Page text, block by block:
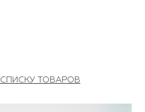
СПИСКУ ТОВАРОВ